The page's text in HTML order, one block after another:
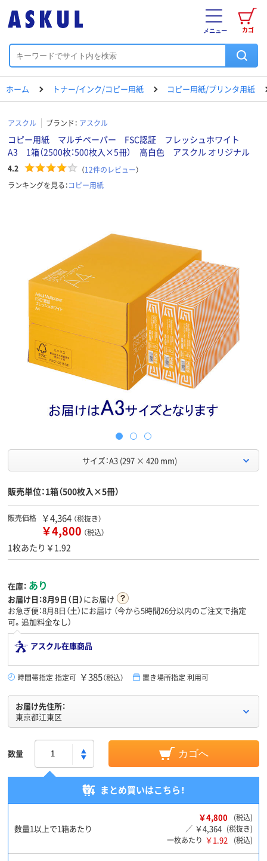
カゴ
メニュー
ホーム トナー/インク/コピー用紙 コピー用紙/プリンタ用紙
アスクル ブランド： アスクル
コピー用紙 マルチペーパー FSC認証 フレッシュホワイト
A3 1箱（2500枚：500枚入×5冊） 高白色 アスクル オリジナル
4.2 （12件のレビュー）
ランキングを見る：コピー用紙
サイズ：A3 (297 × 420 mm)
販売単位：1箱（500枚入×5冊）
販売価格 ￥4,364 （税抜き）
￥4,800 （税込）
1枚あたり￥1.92
在庫： あり
お届け日：8月9日（日）にお届け
お急ぎ便：8月8日（土）にお届け （今から5時間26分以内のご注文で指定
可。追加料金なし）
アスクル在庫商品
時間帯指定 指定可 ￥385（税込） 置き場所指定 利用可
お届け先住所：
東京都江東区
数量 カゴへ
まとめ買いはこちら！
数量1以上で1箱あたり
￥4,800
(税込)
／ ￥4,364 (税抜き)
一枚あたり ￥1.92 (税込)